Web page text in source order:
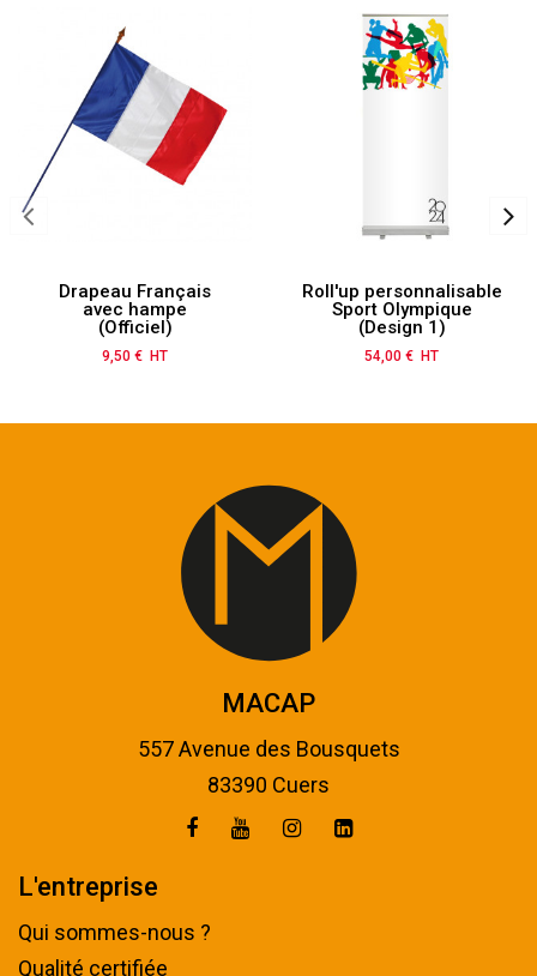
Drapeau Français
avec hampe
(Officiel)
Prix
9,50 € HT
Roll'up personnalisable
Sport Olympique
(Design 1)
Prix
54,00 € HT
MACAP
557 Avenue des Bousquets
83390 Cuers
L'entreprise
Qui sommes-nous ?
Qualité certifiée